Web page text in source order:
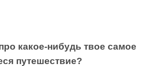
какое-нибудь твое самое
путешествие?